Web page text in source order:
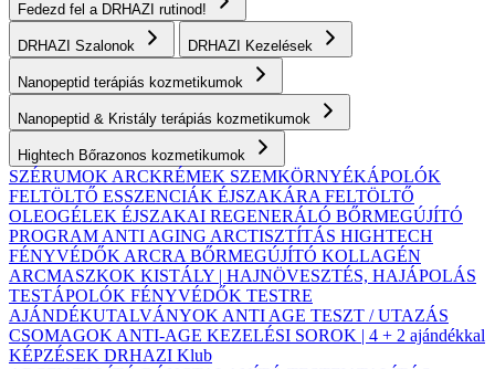
Fedezd fel a DRHAZI rutinod!
DRHAZI Szalonok DRHAZI Kezelések
Nanopeptid terápiás kozmetikumok
Nanopeptid & Kristály terápiás kozmetikumok
Hightech Bőrazonos kozmetikumok
SZÉRUMOK ARCKRÉMEK SZEMKÖRNYÉKÁPOLÓK
FELTÖLTŐ ESSZENCIÁK ÉJSZAKÁRA FELTÖLTŐ
OLEOGÉLEK ÉJSZAKAI REGENERÁLÓ BŐRMEGÚJÍTÓ
PROGRAM ANTI AGING ARCTISZTÍTÁS HIGHTECH
FÉNYVÉDŐK ARCRA BŐRMEGÚJÍTÓ KOLLAGÉN
ARCMASZKOK KISTÁLY | HAJNÖVESZTÉS, HAJÁPOLÁS
TESTÁPOLÓK FÉNYVÉDŐK TESTRE
AJÁNDÉKUTALVÁNYOK ANTI AGE TESZT / UTAZÁS
CSOMAGOK ANTI-AGE KEZELÉSI SOROK | 4 + 2 ajándékkal
KÉPZÉSEK DRHAZI Klub